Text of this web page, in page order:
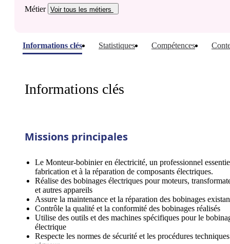
Métier Voir tous les métiers
Informations clés Statistiques Compétences
Informations clés
Missions principales
Le Monteur-bobinier en électricité, un professionnel
fabrication et à la réparation de composants électriques.
Réalise des bobinages électriques pour moteurs,
et autres appareils
Assure la maintenance et la réparation des bobinages
Contrôle la qualité et la conformité des bobinages réalisés
Utilise des outils et des machines spécifiques pour le
électrique
Respecte les normes de sécurité et les procédures